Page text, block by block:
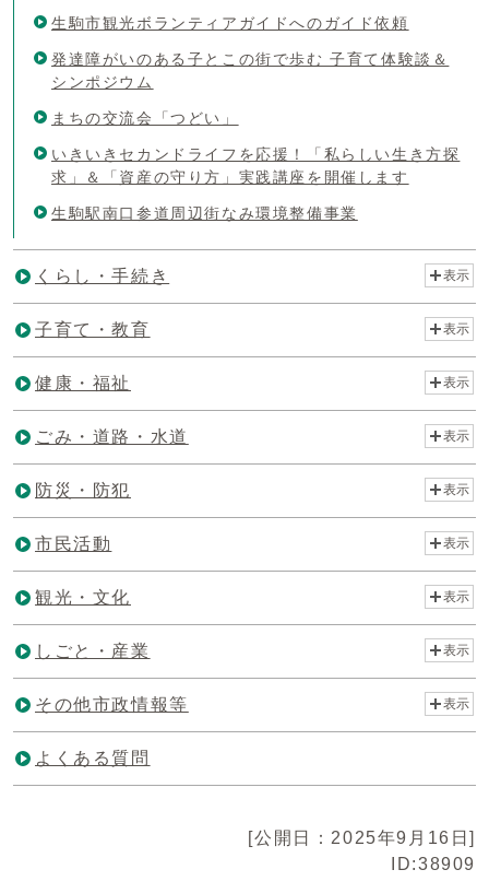
生駒市観光ボランティアガイドへのガイド依頼
発達障がいのある子とこの街で歩む 子育て体験談＆
シンポジウム
まちの交流会「つどい」
いきいきセカンドライフを応援！「私らしい生き方探
求」＆「資産の守り方」実践講座を開催します
生駒駅南口参道周辺街なみ環境整備事業
くらし・手続き 表示
子育て・教育 表示
健康・福祉 表示
ごみ・道路・水道 表示
防災・防犯 表示
市民活動 表示
観光・文化 表示
しごと・産業 表示
その他市政情報等 表示
よくある質問
[公開日：2025年9月16日]
ID:38909